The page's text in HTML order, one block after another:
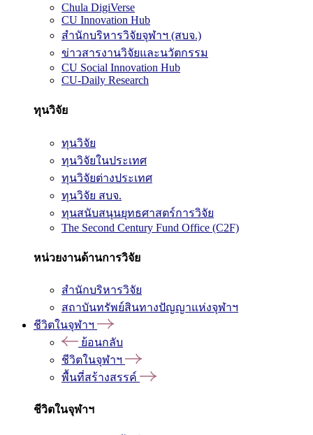
Chula DigiVerse
CU Innovation Hub
สำนักบริหารวิจัยจุฬาฯ (สบจ.)
ข่าวสารงานวิจัยและนวัตกรรม
CU Social Innovation Hub
CU-Daily Research
ทุนวิจัย
ทุนวิจัย
ทุนวิจัยในประเทศ
ทุนวิจัยต่างประเทศ
ทุนวิจัย สบจ.
ทุนสนับสนุนยุทธศาสตร์การวิจัย
The Second Century Fund Office (C2F)
หน่วยงานด้านการวิจัย
สำนักบริหารวิจัย
สถาบันทรัพย์สินทางปัญญาแห่งจุฬาฯ
ชีวิตในจุฬาฯ
ย้อนกลับ
ชีวิตในจุฬาฯ
พื้นที่สร้างสรรค์
ชีวิตในจุฬาฯ